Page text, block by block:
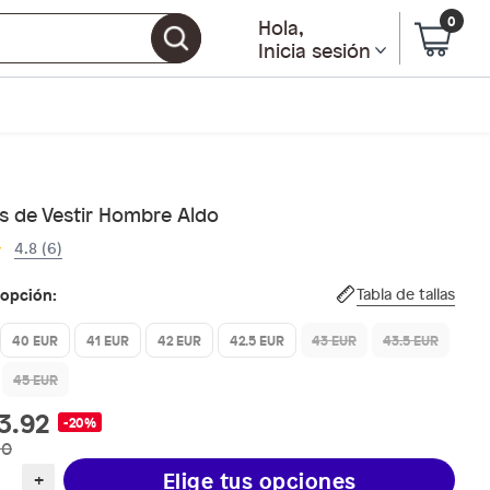
Hola,
Inicia sesión
0
de Vestir Hombre Aldo
4.8 (6)
Tabla de tallas
40 EUR 41 EUR 42 EUR 42.5 EUR 43 EUR
43.5 EUR
45 EUR
-20%
+
Elige tus opciones